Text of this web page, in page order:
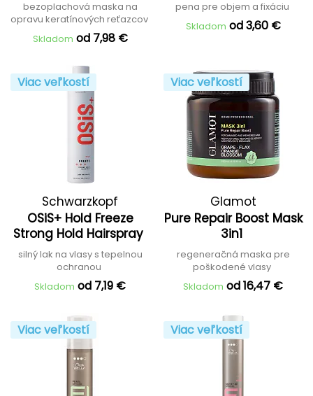
bezoplachová maska na
opravu keratínových reťazcov
Skladom od 7,98 €
pena pre objem a fixáciu
Skladom od 3,60 €
Viac veľkostí
Schwarzkopf
Professional
OSiS+ Hold Freeze
Strong Hold Hairspray
silný lak na vlasy s tepelnou
ochranou
Skladom od 7,19 €
Viac veľkostí
Glamot
Pure Repair Boost Mask
3in1
regeneračná maska pre
poškodené vlasy
Skladom od 16,47 €
Viac veľkostí Viac veľkostí